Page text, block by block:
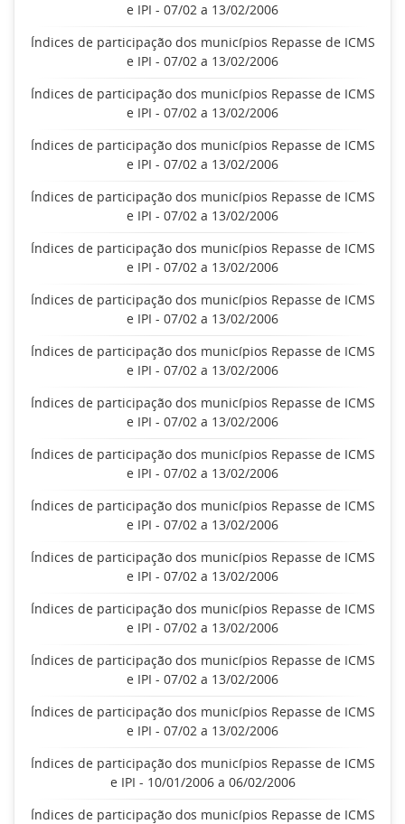
e IPI - 07/02 a 13/02/2006
Índices de participação dos municípios Repasse de ICMS
e IPI - 07/02 a 13/02/2006
Índices de participação dos municípios Repasse de ICMS
e IPI - 07/02 a 13/02/2006
Índices de participação dos municípios Repasse de ICMS
e IPI - 07/02 a 13/02/2006
Índices de participação dos municípios Repasse de ICMS
e IPI - 07/02 a 13/02/2006
Índices de participação dos municípios Repasse de ICMS
e IPI - 07/02 a 13/02/2006
Índices de participação dos municípios Repasse de ICMS
e IPI - 07/02 a 13/02/2006
Índices de participação dos municípios Repasse de ICMS
e IPI - 07/02 a 13/02/2006
Índices de participação dos municípios Repasse de ICMS
e IPI - 07/02 a 13/02/2006
Índices de participação dos municípios Repasse de ICMS
e IPI - 07/02 a 13/02/2006
Índices de participação dos municípios Repasse de ICMS
e IPI - 07/02 a 13/02/2006
Índices de participação dos municípios Repasse de ICMS
e IPI - 07/02 a 13/02/2006
Índices de participação dos municípios Repasse de ICMS
e IPI - 07/02 a 13/02/2006
Índices de participação dos municípios Repasse de ICMS
e IPI - 07/02 a 13/02/2006
Índices de participação dos municípios Repasse de ICMS
e IPI - 07/02 a 13/02/2006
Índices de participação dos municípios Repasse de ICMS
e IPI - 10/01/2006 a 06/02/2006
Índices de participação dos municípios Repasse de ICMS